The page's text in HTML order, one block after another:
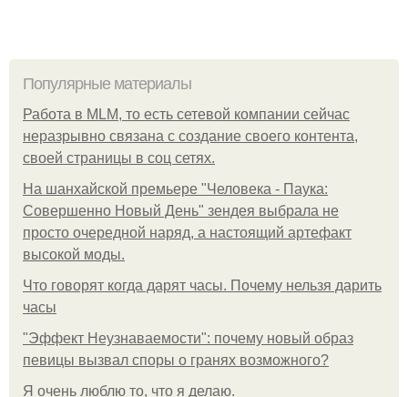
Популярные материалы
Работа в MLM, то есть сетевой компании сейчас
неразрывно связана с создание своего контента,
своей страницы в соц сетях.
На шанхайской премьере "Человека - Паука:
Совершенно Новый День" зендея выбрала не
просто очередной наряд, а настоящий артефакт
высокой моды.
Что говорят когда дарят часы. Почему нельзя дарить
часы
"Эффект Неузнаваемости": почему новый образ
певицы вызвал споры о гранях возможного?
Я очень люблю то, что я делаю.